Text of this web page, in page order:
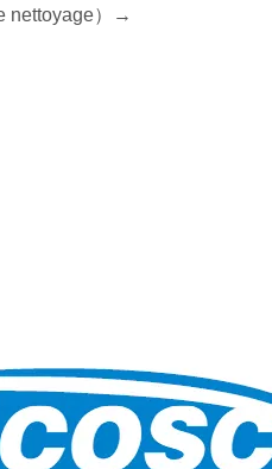
nettoyage）
→